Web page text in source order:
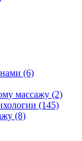
(6)
массажу (2)
(145)
(8)